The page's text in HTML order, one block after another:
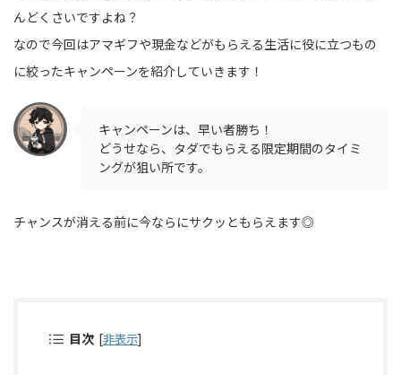
んどくさいですよね？
なので今回はアマギフや現金などがもらえる生活に役に立つもの
に絞ったキャンペーンを紹介していきます！
キャンペーンは、早い者勝ち！
どうせなら、タダでもらえる限定期間のタイミ
ングが狙い所です。
チャンスが消える前に今ならにサクッともらえます◎
目次 [非表示]